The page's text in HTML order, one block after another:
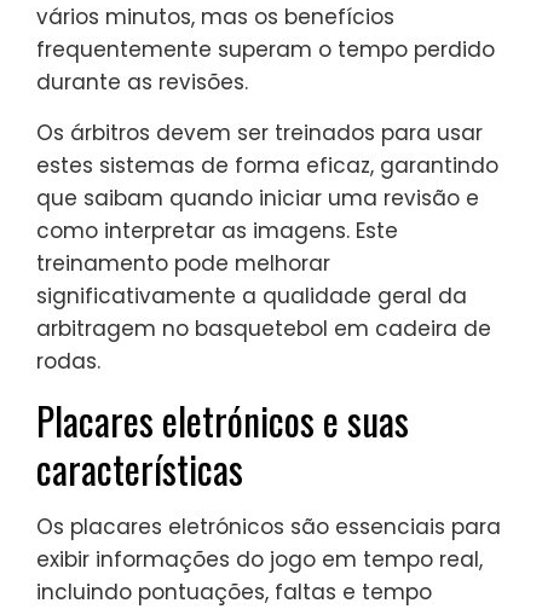
vários minutos, mas os benefícios
frequentemente superam o tempo perdido
durante as revisões.
Os árbitros devem ser treinados para usar
estes sistemas de forma eficaz, garantindo
que saibam quando iniciar uma revisão e
como interpretar as imagens. Este
treinamento pode melhorar
significativamente a qualidade geral da
arbitragem no basquetebol em cadeira de
rodas.
Placares eletrónicos e suas
características
Os placares eletrónicos são essenciais para
exibir informações do jogo em tempo real,
incluindo pontuações, faltas e tempo